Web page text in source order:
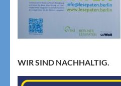
WIR SIND NACHHALTIG.